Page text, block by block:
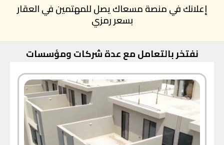
إعلانك في منصة مسعاك يصل للمهتمين في العقار
بسعر رمزي
نفتخر بالتعامل مع عدة شركات ومؤسسات